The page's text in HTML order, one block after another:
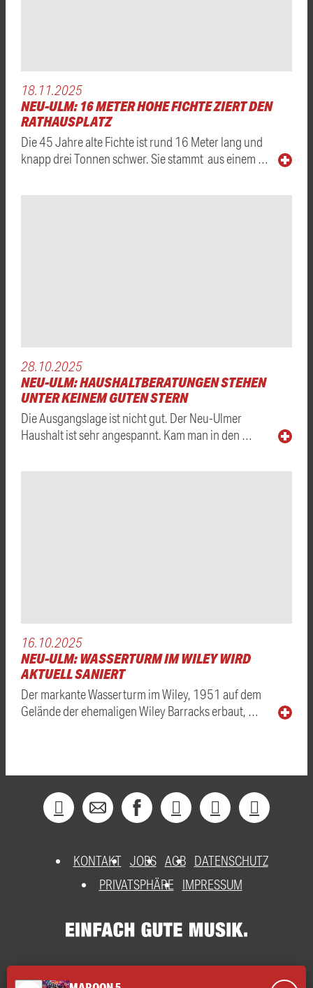
18.11.2025
NEU-ULM: 16 METER HOHE FICHTE ZIERT DEN
RATHAUSPLATZ
Die 45 Jahre alte Fichte ist rund 16 Meter lang und
knapp drei Tonnen schwer. Sie stammt aus einem …
28.10.2025
NEU-ULM: HAUSHALTBERATUNGEN STEHEN
UNTER KEINEM GUTEN STERN
Die Ausgangslage ist nicht gut. Der Neu-Ulmer
Haushalt ist sehr angespannt. Kam man in den …
16.10.2025
NEU-ULM: WASSERTURM IM WILEY WIRD
AKTUELL SANIERT
Der markante Wasserturm im Wiley, 1951 auf dem
Gelände der ehemaligen Wiley Barracks erbaut, …
KONTAKT JOBS AGB DATENSCHUTZ
PRIVATSPHÄRE
IMPRESSUM